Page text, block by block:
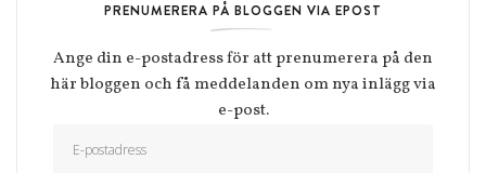
PRENUMERERA PÅ BLOGGEN VIA EPOST
Ange din e-postadress för att prenumerera på den
här bloggen och få meddelanden om nya inlägg via
e-post.